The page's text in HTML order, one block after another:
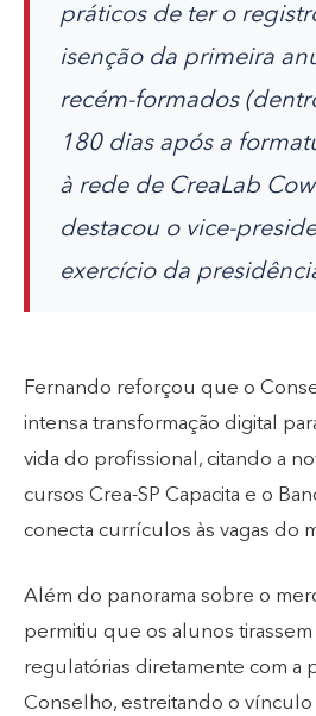
práticos de ter o
isenção da primeira
recém-formados
180 dias após a
à rede de CreaLab
destacou o vice-
exercício da
Fernando reforçou que o
intensa transformação digital
vida do profissional, citando a
cursos Crea-SP Capacita e o
conecta currículos às vagas do
Além do panorama sobre o
permitiu que os alunos
regulatórias diretamente com a
Conselho, estreitando o